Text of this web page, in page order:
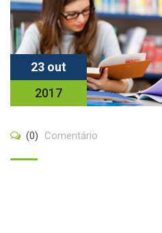
23 out
2017
(0) Comentário